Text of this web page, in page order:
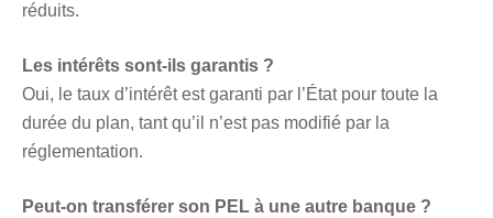
réduits.
Les intérêts sont-ils garantis ?
Oui, le taux d’intérêt est garanti par l’État pour toute la
durée du plan, tant qu’il n’est pas modifié par la
réglementation.
Peut-on transférer son PEL à une autre banque ?